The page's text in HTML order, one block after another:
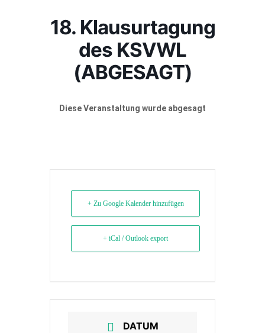
18. Klausurtagung
des KSVWL
(ABGESAGT)
Diese Veranstaltung wurde abgesagt
+ Zu Google Kalender hinzufügen
+ iCal / Outlook export
DATUM